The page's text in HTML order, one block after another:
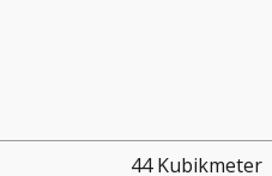
44 Kubikmeter